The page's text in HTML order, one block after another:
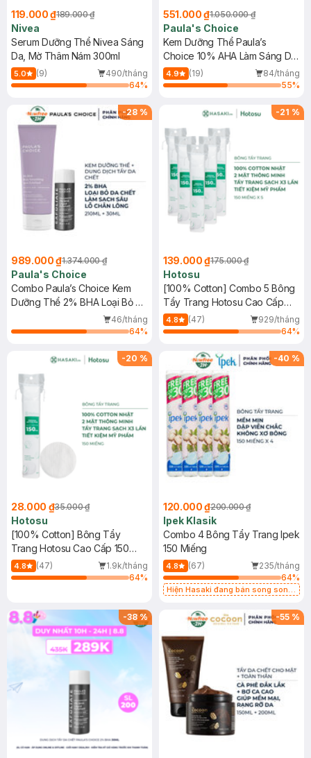
119.000 ₫189.000 ₫
Nivea
Serum Dưỡng Thể Nivea Sáng
Da, Mờ Thâm Nám 300ml
5.0 (9)
490/tháng
64%
551.000 ₫1.050.000 ₫
Paula's Choice
Kem Dưỡng Thể Paula’s
Choice 10% AHA Làm Sáng Da
210ml
4.9 (19)
84/tháng
55%
-28 %
989.000 ₫1.374.000 ₫
Paula's Choice
Combo Paula’s Choice Kem
Dưỡng Thể 2% BHA Loại Bỏ Da
Chết 210ml + Dung Dịch Tẩy Da
Chết 2% BHA 30ml
46/tháng
64%
-21 %
139.000 ₫175.000 ₫
Hotosu
[100% Cotton] Combo 5 Bông
Tẩy Trang Hotosu Cao Cấp
150 Miếng
4.8 (47)
929/tháng
64%
-20 %
28.000 ₫35.000 ₫
Hotosu
[100% Cotton] Bông Tẩy
Trang Hotosu Cao Cấp 150
Miếng
4.8 (47)
1.9k/tháng
64%
-40 %
120.000 ₫200.000 ₫
Ipek Klasik
Combo 4 Bông Tẩy Trang Ipek
150 Miếng
4.8 (67)
235/tháng
64%
Hiện Hasaki đang bán song song
-38% -55 %